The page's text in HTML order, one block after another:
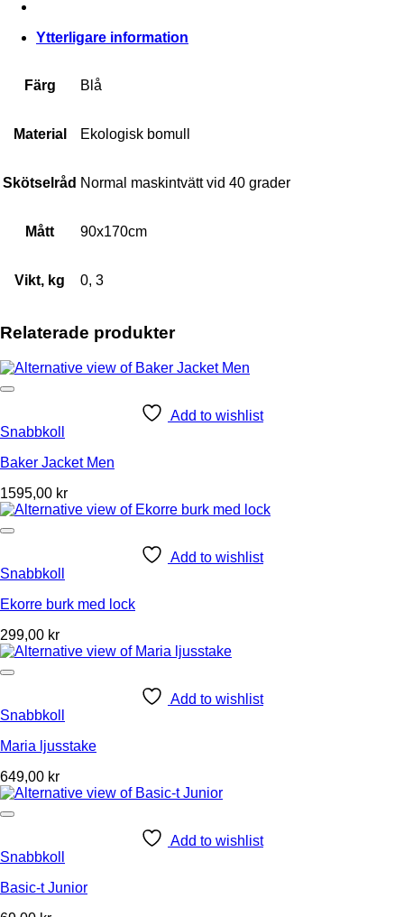
Ytterligare information
Färg Blå
Material Ekologisk bomull
Skötselråd Normal maskintvätt vid 40 grader
Mått 90x170cm
Vikt, kg 0, 3
Relaterade produkter
Add to wishlist
Snabbkoll
Baker Jacket Men
1595,00 kr
Add to wishlist
Snabbkoll
Ekorre burk med lock
299,00 kr
Add to wishlist
Snabbkoll
Maria ljusstake
649,00 kr
Add to wishlist
Snabbkoll
Basic-t Junior